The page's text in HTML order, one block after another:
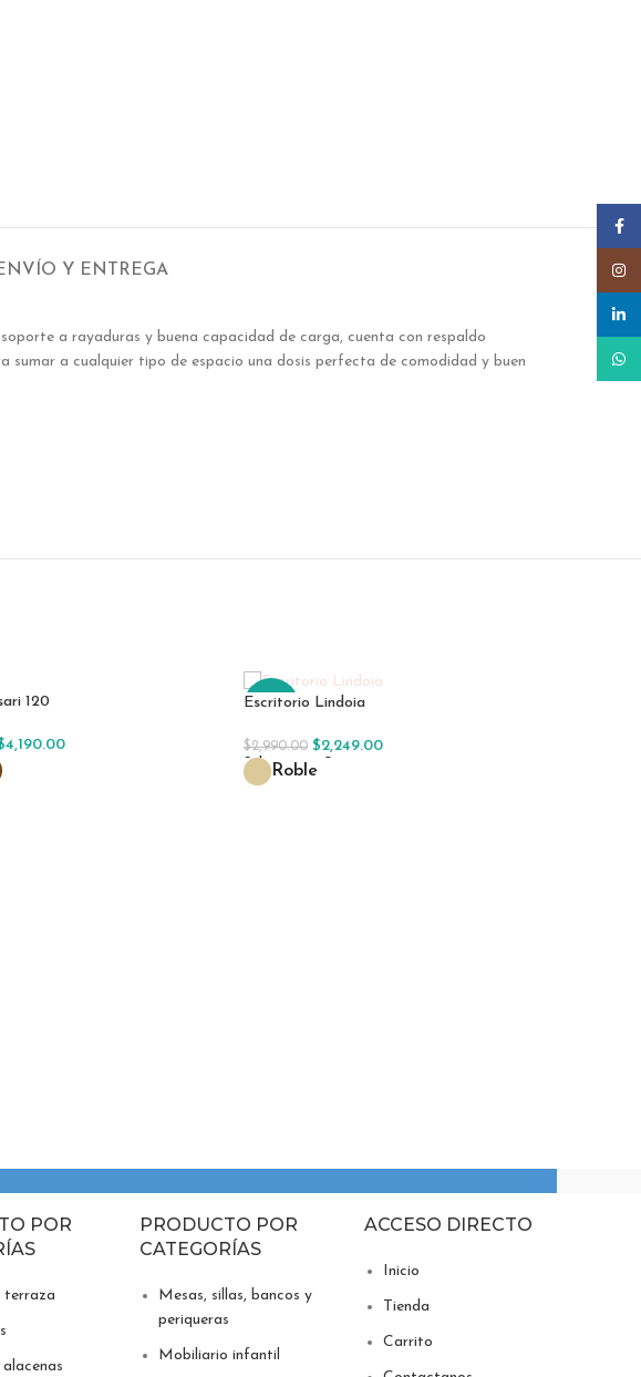
Y ENTREGA
a rayaduras y buena capacidad de carga, cuenta con respaldo
sumar a cualquier tipo de espacio una dosis perfecta de comodidad y buen
120
4,190.00
-25%
Escritorio Lindoia
$2,990.00 $2,249.00
Seleccionar Opciones
Roble
POR
terraza
PRODUCTO POR
CATEGORÍAS
Mesas, sillas, bancos y
periqueras
Mobiliario infantil
ACCESO DIRECTO
Inicio
Tienda
Carrito